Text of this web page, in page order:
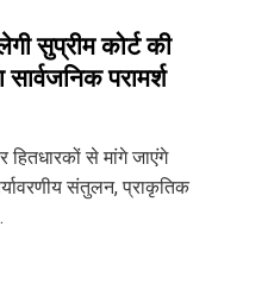
सुप्रीम कोर्ट की
परामर्श
से मांगे जाएंगे
संतुलन, प्राकृतिक